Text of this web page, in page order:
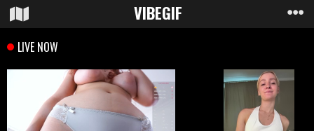
VIBEGIF